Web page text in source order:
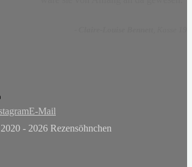
E-Mail
- 2026 Rezensöhnchen